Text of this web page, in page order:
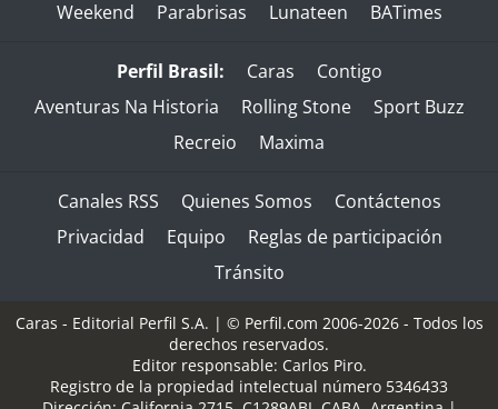
Weekend
Parabrisas Lunateen BATimes
Perfil Brasil: Caras
Contigo
Aventuras Na Historia
Rolling Stone
Sport Buzz
Recreio
Maxima
Canales RSS Quienes Somos
Contáctenos
Privacidad
Equipo
Reglas de participación
Tránsito
Caras - Editorial Perfil S.A. | © Perfil.com 2006-2026 - Todos los
derechos reservados.
Editor responsable: Carlos Piro.
Registro de la propiedad intelectual número 5346433